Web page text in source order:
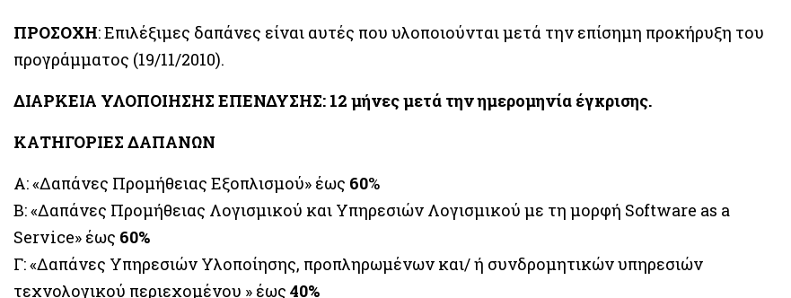
ΠΡΟΣΟΧΗ: Επιλέξιμες δαπάνες είναι αυτές που υλοποιούνται μετά την επίσημη προκήρυξη του
προγράμματος (19/11/2010).
ΔΙΑΡΚΕΙΑ ΥΛΟΠΟΙΗΣΗΣ ΕΠΕΝΔΥΣΗΣ: 12 μήνες μετά την ημερομηνία έγκρισης.
ΚΑΤΗΓΟΡΙΕΣ ΔΑΠΑΝΩΝ
Α: «Δαπάνες Προμήθειας Εξοπλισμού» έως 60%
Β: «Δαπάνες Προμήθειας Λογισμικού και Υπηρεσιών Λογισμικού με τη μορφή Software as a
Service» έως 60%
Γ: «Δαπάνες Υπηρεσιών Υλοποίησης, προπληρωμένων και/ ή συνδρομητικών υπηρεσιών
τεχνολογικού περιεχομένου » έως 40%